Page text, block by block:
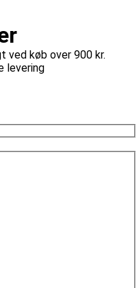
ved køb over 900 kr.
levering